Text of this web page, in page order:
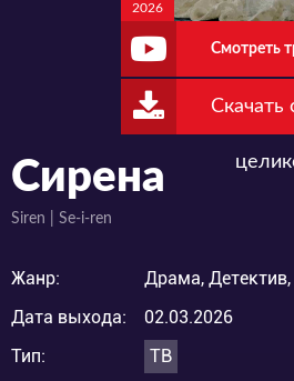
2026
Смотреть
Скачать
Сирена
Siren | Se-i-ren
Жанр:
Драма, Детектив,
Дата выхода:
02.03.2026
Тип:
ТВ